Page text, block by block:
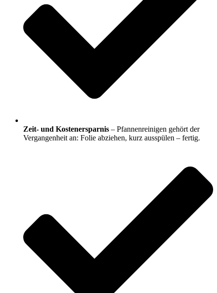
Zeit- und Kostenersparnis – Pfannenreinigen gehört der
Vergangenheit an: Folie abziehen, kurz ausspülen – fertig.